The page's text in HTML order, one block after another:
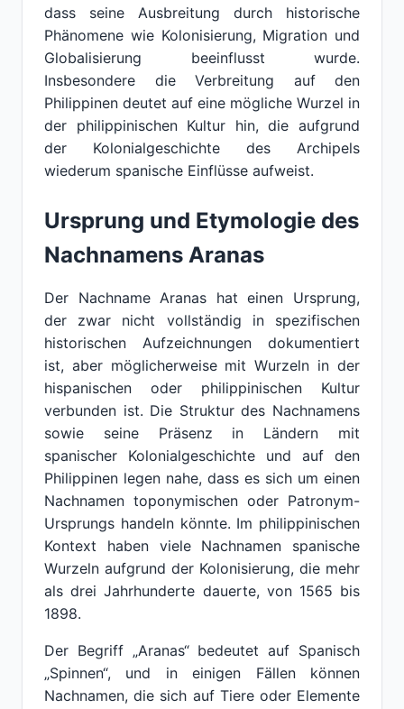
dass seine Ausbreitung durch historische
Phänomene wie Kolonisierung, Migration und
Globalisierung beeinflusst wurde.
Insbesondere die Verbreitung auf den
Philippinen deutet auf eine mögliche Wurzel in
der philippinischen Kultur hin, die aufgrund
der Kolonialgeschichte des Archipels
wiederum spanische Einflüsse aufweist.
Ursprung und Etymologie des
Nachnamens Aranas
Der Nachname Aranas hat einen Ursprung,
der zwar nicht vollständig in spezifischen
historischen Aufzeichnungen dokumentiert
ist, aber möglicherweise mit Wurzeln in der
hispanischen oder philippinischen Kultur
verbunden ist. Die Struktur des Nachnamens
sowie seine Präsenz in Ländern mit
spanischer Kolonialgeschichte und auf den
Philippinen legen nahe, dass es sich um einen
Nachnamen toponymischen oder Patronym-
Ursprungs handeln könnte. Im philippinischen
Kontext haben viele Nachnamen spanische
Wurzeln aufgrund der Kolonisierung, die mehr
als drei Jahrhunderte dauerte, von 1565 bis
1898.
Der Begriff „Aranas“ bedeutet auf Spanisch
„Spinnen“, und in einigen Fällen können
Nachnamen, die sich auf Tiere oder Elemente